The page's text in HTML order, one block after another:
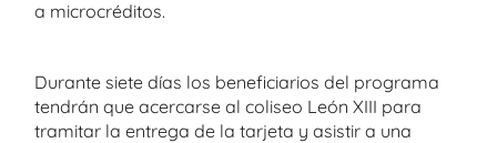
a microcréditos.
Durante siete días los beneficiarios del programa
tendrán que acercarse al coliseo León XIII para
tramitar la entrega de la tarjeta y asistir a una